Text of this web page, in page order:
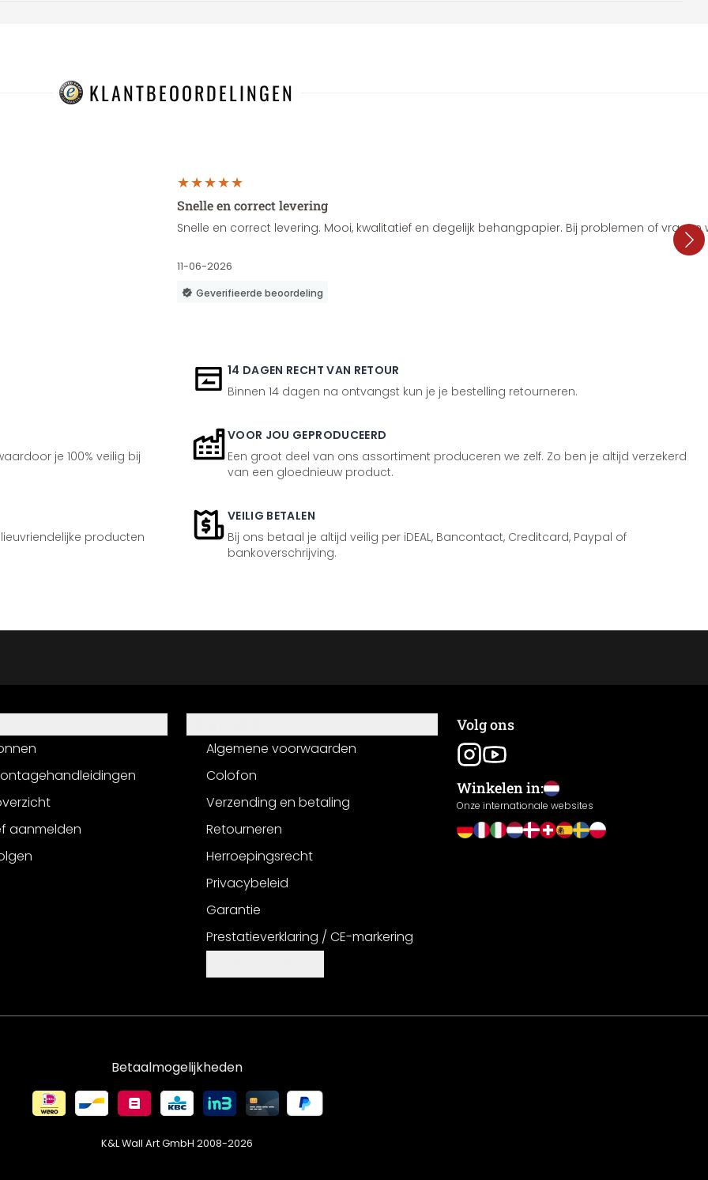
KLANTBEOORDELINGEN
Snelle en correct levering
Snelle en correct levering. Mooi, kwalitatief en degelijk behangpapier. Bij problemen of
11-06-2026
Geverifieerde beoordeling
14 DAGEN RECHT VAN RETOUR
Binnen 14 dagen na ontvangst kun je je bestelling retourneren.
je 100% veilig bij
VOOR JOU GEPRODUCEERD
Een groot deel van ons assortiment produceren we zelf. Zo ben je altijd verzekerd
van een gloednieuw product.
producten
VEILIG BETALEN
Bij ons betaal je altijd veilig per iDEAL, Bancontact, Creditcard, Paypal of
bankoverschrijving.
aanmelden
Algemene voorwaarden
Colofon
Verzending en betaling
Retourneren
Herroepingsrecht
Privacybeleid
Garantie
Prestatieverklaring / CE-markering
Volg ons
Winkelen in:
Onze internationale websites
Betaalmogelijkheden
K&L Wall Art GmbH 2008-2026